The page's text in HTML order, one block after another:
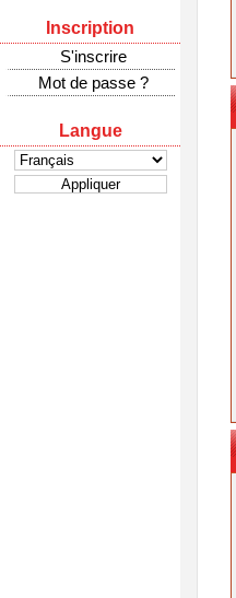
Inscription
S'inscrire
Mot de passe ?
Langue